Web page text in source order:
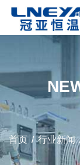
首页 /行业新闻